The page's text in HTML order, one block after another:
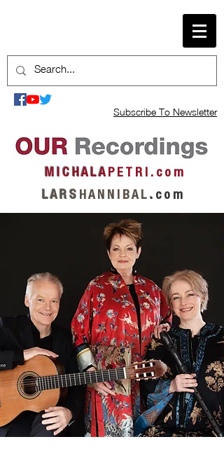
Subscribe To Newsletter
M I C H A L AP E T R I . c o m
L A R S H A N N I B A L . c o m